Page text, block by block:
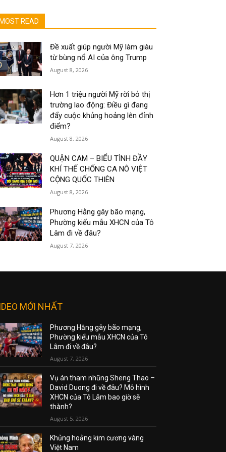
MOST READ
Đề xuất giúp người Mỹ làm giàu
từ bùng nổ AI của ông Trump
August 8, 2026
Hơn 1 triệu người Mỹ rời bỏ thị
trường lao động: Điều gì đang
đẩy cuộc khủng hoảng lên đỉnh
điểm?
August 8, 2026
QUẬN CAM – BIỂU TÌNH ĐẦY
KHÍ THẾ CHỐNG CA NÔ VIỆT
CỘNG QUỐC THIÊN
August 8, 2026
Phương Hằng gây bão mạng,
Phường kiểu mẫu XHCN của Tô
Lâm đi về đâu?
August 7, 2026
MỚI NHẤT
Phương Hằng gây bão mạng,
Phường kiểu mẫu XHCN của Tô
Lâm đi về đâu?
August 7, 2026
Vụ án tham nhũng Sheng Thao –
David Duong đi về đâu? Mô hình
XHCN của Tô Lâm bao giờ sẽ
thành?
August 5, 2026
Khủng hoảng kim cương vàng
Việt Nam